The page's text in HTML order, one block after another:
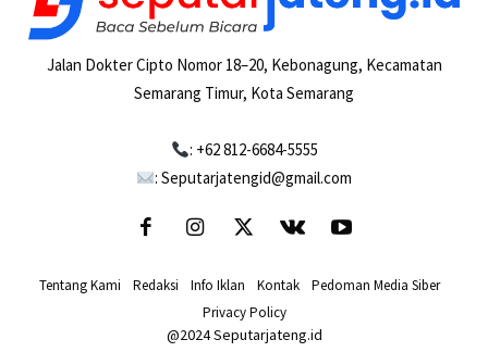
Jalan Dokter Cipto Nomor 18–20, Kebonagung, Kecamatan
Semarang Timur, Kota Semarang
: +62 812-6684-5555
: Seputarjatengid@gmail.com
Tentang Kami Redaksi Info Iklan Kontak Pedoman Media Siber
Privacy Policy
@2024 Seputarjateng.id